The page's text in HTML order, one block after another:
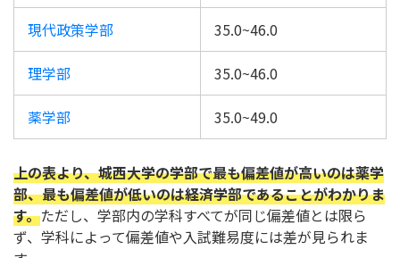
現代政策学部 35.0~46.0
理学部 35.0~46.0
薬学部 35.0~49.0
上の表より、城西大学の学部で最も偏差値が高いのは薬学
部、最も偏差値が低いのは経済学部であることがわかりま
す。ただし、学部内の学科すべてが同じ偏差値とは限ら
ず、学科によって偏差値や入試難易度には差が見られま